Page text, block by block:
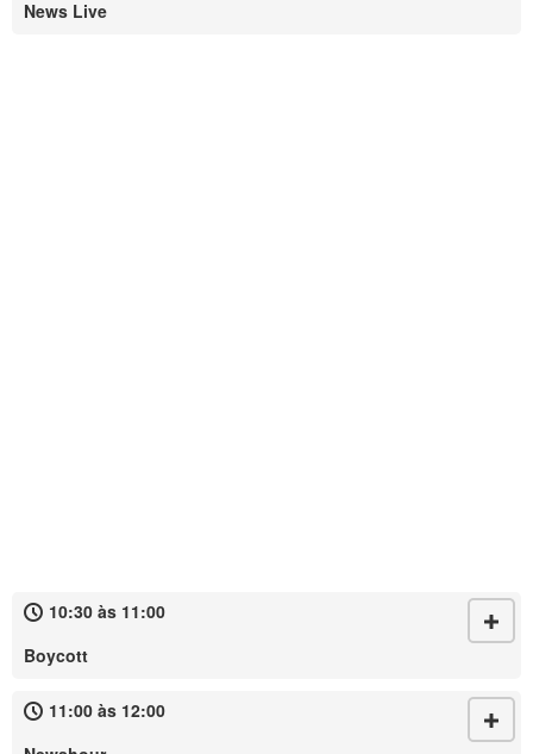
News Live
10:30 às 11:00
Boycott
11:00 às 12:00